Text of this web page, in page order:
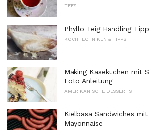
TEES
Phyllo Teig Handling
KOCHTECHNIKEN & TIPPS
Making Käsekuchen mit
Foto Anleitung
AMERIKANISCHE DESSERTS
Kielbasa Sandwiches
Mayonnaise